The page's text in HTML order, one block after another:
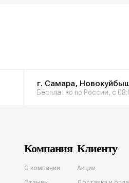
г. Самара,
Бесплатно по России, с
Компания
О компании
Клиенту
Акции